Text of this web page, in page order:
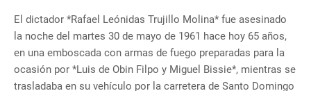
El dictador *Rafael Leónidas Trujillo Molina* fue asesinado
la noche del martes 30 de mayo de 1961 hace hoy 65 años,
en una emboscada con armas de fuego preparadas para la
ocasión por *Luis de Obin Filpo y Miguel Bissie*, mientras se
trasladaba en su vehículo por la carretera de Santo Domingo